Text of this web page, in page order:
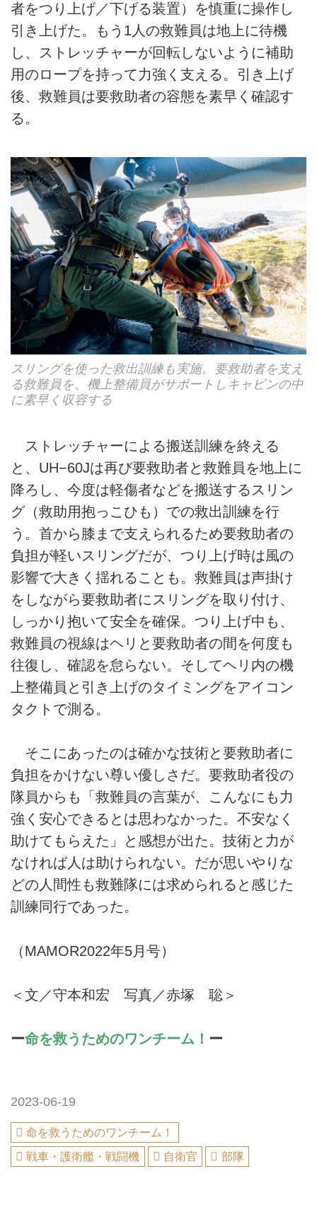
者をつり上げ／下げる装置）を慎重に操作し
引き上げた。もう1人の救難員は地上に待機
し、ストレッチャーが回転しないように補助
用のロープを持って力強く支える。引き上げ
後、救難員は要救助者の容態を素早く確認す
る。
スリングを使った救出訓練も実施。要救助者を支え
る救難員を、機上整備員がサポートしキャビンの中
に素早く収容する
ストレッチャーによる搬送訓練を終える
と、UH−60Jは再び要救助者と救難員を地上に
降ろし、今度は軽傷者などを搬送するスリン
グ（救助用抱っこひも）での救出訓練を行
う。首から膝まで支えられるため要救助者の
負担が軽いスリングだが、つり上げ時は風の
影響で大きく揺れることも。救難員は声掛け
をしながら要救助者にスリングを取り付け、
しっかり抱いて安全を確保。つり上げ中も、
救難員の視線はヘリと要救助者の間を何度も
往復し、確認を怠らない。そしてヘリ内の機
上整備員と引き上げのタイミングをアイコン
タクトで測る。
そこにあったのは確かな技術と要救助者に
負担をかけない尊い優しさだ。要救助者役の
隊員からも「救難員の言葉が、こんなにも力
強く安心できるとは思わなかった。不安なく
助けてもらえた」と感想が出た。技術と力が
なければ人は助けられない。だが思いやりな
どの人間性も救難隊には求められると感じた
訓練同行であった。
（MAMOR2022年5月号）
＜文／守本和宏 写真／赤塚 聡＞
ー命を救うためのワンチーム！ ー
2023-06-19
命を救うためのワンチーム！
戦車・護衛艦・戦闘機
自衛官 部隊